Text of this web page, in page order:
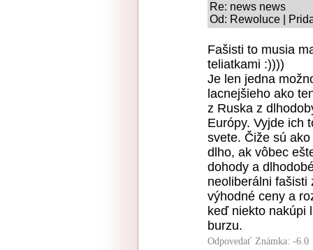
Re: news news
Od: Rewoluce |
Fašisti to musia
teliatkami :))))
Je len jedna
lacnejšieho ako
z Ruska z
Európy. Vyjde ich
svete. Čiže sú
dlho, ak vôbec
dohody a
neoliberálni fašisti
výhodné ceny a
keď niekto nakúpi
burzu.
Odpovedať Známka: -6.0